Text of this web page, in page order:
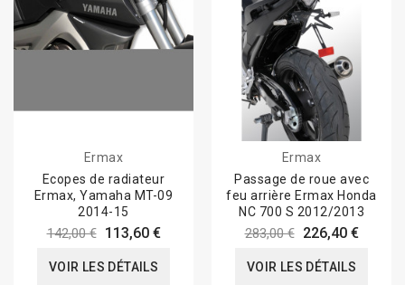
Ermax
Ecopes de radiateur
Ermax, Yamaha MT-09
2014-15
142,00 € 113,60 €
VOIR LES DÉTAILS
Ermax
Passage de roue avec
feu arrière Ermax Honda
NC 700 S 2012/2013
283,00 € 226,40 €
VOIR LES DÉTAILS